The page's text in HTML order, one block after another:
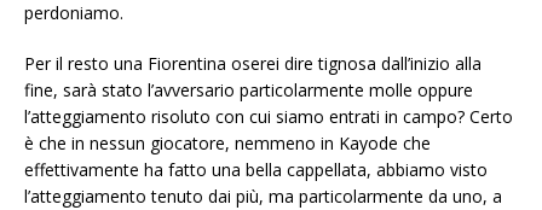
perdoniamo.
Per il resto una Fiorentina oserei dire tignosa dall’inizio alla
fine, sarà stato l’avversario particolarmente molle oppure
l’atteggiamento risoluto con cui siamo entrati in campo? Certo
è che in nessun giocatore, nemmeno in Kayode che
effettivamente ha fatto una bella cappellata, abbiamo visto
l’atteggiamento tenuto dai più, ma particolarmente da uno, a